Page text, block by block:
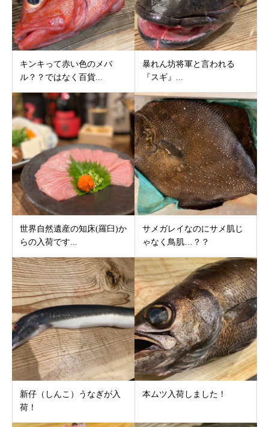
キンキって赤い色のメバ
ル？？ではなく百貨...
暴れん坊将軍と言われる
『スギ』...
世界自然遺産の知床(羅臼)か
らの入荷です...
サメガレイなのにサメ肌じ
ゃなく鳥肌…？？
新仔（しんこ）うなぎが入
荷！
本ムツ入荷しました！